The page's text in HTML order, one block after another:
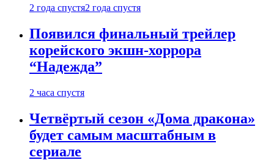
2 года спустя2 года спустя
Появился финальный трейлер
корейского экшн-хоррора
“Надежда”
2 часа спустя
Четвёртый сезон «Дома дракона»
будет самым масштабным в
сериале